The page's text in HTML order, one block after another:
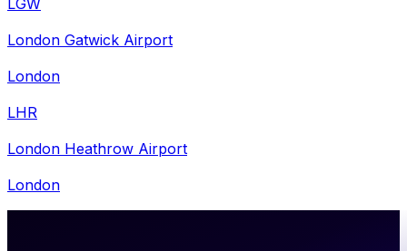
LGW
London Gatwick Airport
London
LHR
London Heathrow Airport
London